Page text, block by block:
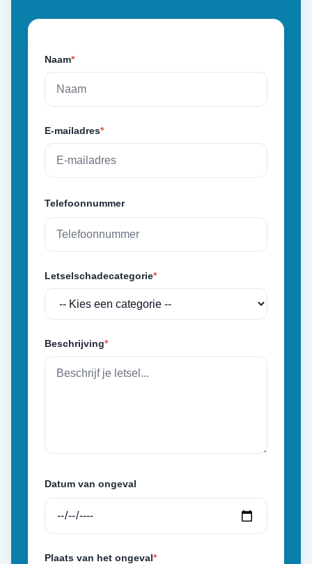
Naam*
E-mailadres*
Telefoonnummer
Letselschadecategorie*
Beschrijving*
Datum van ongeval
Plaats van het ongeval*